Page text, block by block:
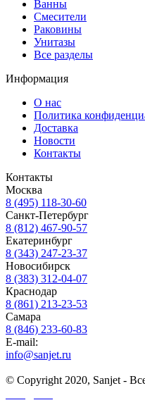
Ванны
Смесители
Раковины
Унитазы
Все разделы
Информация
О нас
Политика
Доставка
Новости
Контакты
Контакты
Москва
8 (495) 118-30-60
Санкт-Петербург
8 (812) 467-90-57
Екатеринбург
8 (343) 247-23-37
Новосибирск
8 (383) 312-04-07
Краснодар
8 (861) 213-23-53
Самара
8 (846) 233-60-83
E-mail:
info@sanjet.ru
© Copyright 2020, Sanjet -